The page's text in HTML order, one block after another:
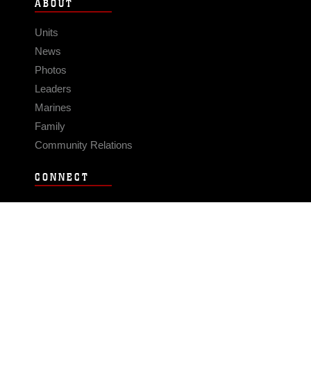
ABOUT
Units
News
Photos
Leaders
Marines
Family
Community Relations
CONNECT
Contact Us